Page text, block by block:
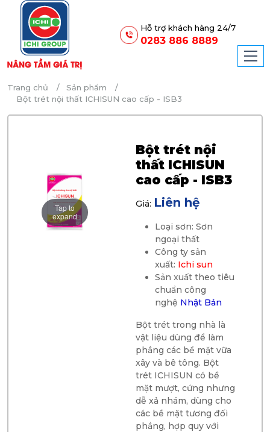
Hỗ trợ khách hàng 24/7
0283 886 8889
Trang chủ
Sản phẩm
Bột trét nội thất ICHISUN cao cấp - ISB3
Tap to
expand
Bột trét nội
thất ICHISUN
cao cấp - ISB3
Giá: Liên hệ
Loại sơn: Sơn
ngoại thất
Công ty sản
xuất: Ichi sun
Sản xuất theo tiêu
chuẩn công
nghệ Nhật Bản
Bột trét trong nhà là
vật liệu dùng để làm
phẳng các bề mặt vữa
xây và bê tông. Bột
trét ICHISUN có bề
mặt mượt, cứng nhưng
dễ xả nhám, dùng cho
các bề mặt tương đối
phẳng, hợp quy với